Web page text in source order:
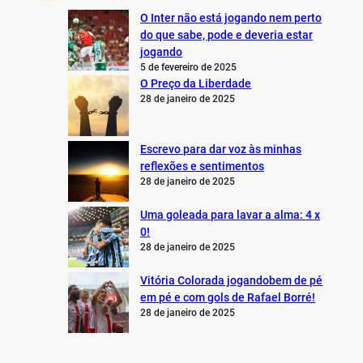
O Inter não está jogando nem perto
do que sabe, pode e deveria estar
jogando
5 de fevereiro de 2025
O Preço da Liberdade
28 de janeiro de 2025
Escrevo para dar voz às minhas
reflexões e sentimentos
28 de janeiro de 2025
Uma goleada para lavar a alma: 4 x
0!
28 de janeiro de 2025
Vitória Colorada jogandobem de pé
em pé e com gols de Rafael Borré!
28 de janeiro de 2025